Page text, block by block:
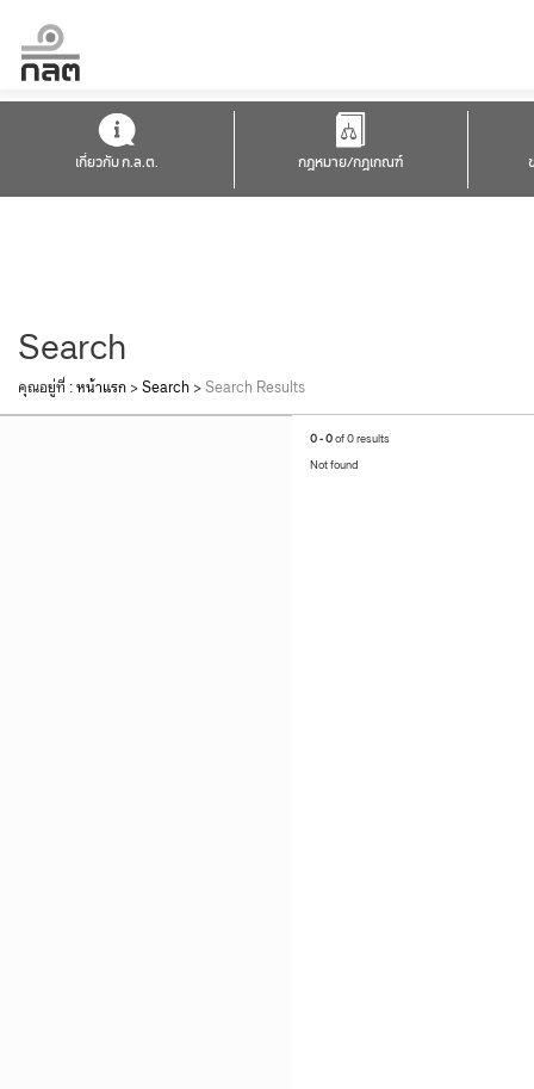
เกี่ยวกับ ก.ล.ต. กฎหมาย/กฎเกณฑ์
Search
คุณอยู่ที่ :หน้าแรก >Search >Search Results
0 - 0of 0 results
Not found